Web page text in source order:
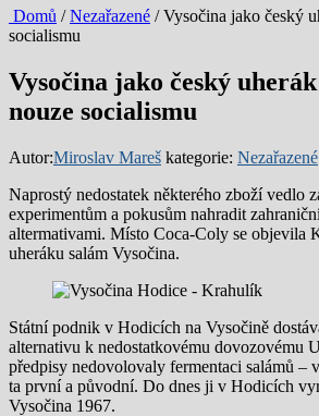
Domů /Nezařazené / Vysočina jako český
socialismu
Vysočina jako český
nouze socialismu
Autor:Miroslav Mareš kategorie: Nezařazené
Naprostý nedostatek některého zboží vedlo
experimentům a pokusům nahradit
altermativami. Místo Coca-Coly se objevila
uheráku salám Vysočina.
Státní podnik v Hodicích na Vysočině
alternativu k nedostatkovému dovozovému
předpisy nedovolovaly fermentaci salámů –
ta první a původní. Do dnes ji v Hodicích
Vysočina 1967.